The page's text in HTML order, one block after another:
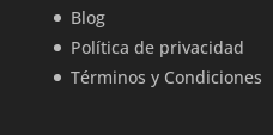
Blog
Política de privacidad
Términos y Condiciones